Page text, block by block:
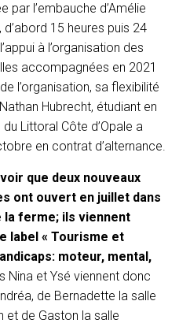
par l’embauche d’Amélie
15 heures puis 24
à l’organisation des
accompagnées en 2021
l’organisation, sa flexibilité
Hubrecht, étudiant en
Littoral Côte d’Opale a
en contrat d’alternance.
que deux nouveaux
ont ouvert en juillet dans
la ferme; ils viennent
label « Tourisme et
moteur, mental,
Nina et Ysé viennent donc
de Bernadette la salle
et de Gaston la salle